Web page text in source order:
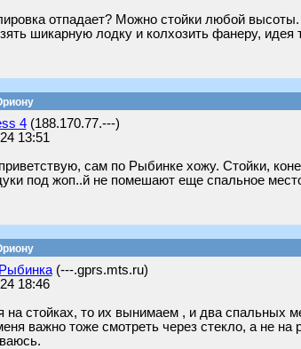
отпадает? Можно стойки любой
шикарную лодку и колхозить фанеру, идея
4(188.170.77.---)
13:51
сам по Рыбинке хожу. Стойки,
под жоп..й не помешают еще спальное
(---.gprs.mts.ru)
18:46
на стойках, то их вынимаем , и два спальных
важно тоже смотреть через стекло, а не